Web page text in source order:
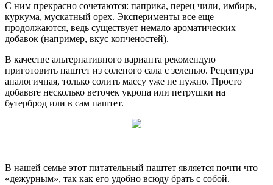
С ним прекрасно сочетаются: паприка, перец чили, имбирь,
куркума, мускатный орех. Эксперименты все еще
продолжаются, ведь существует немало ароматических
добавок (например, вкус копченостей).
В качестве альтернативного варианта рекомендую
приготовить паштет из соленого сала с зеленью. Рецептура
аналогичная, только солить массу уже не нужно. Просто
добавьте несколько веточек укропа или петрушки на
бутерброд или в сам паштет.
В нашей семье этот питательный паштет является почти что
«дежурным», так как его удобно всюду брать с собой.